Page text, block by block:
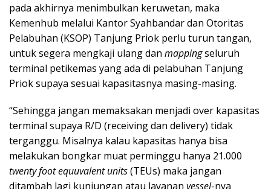
pada akhirnya menimbulkan keruwetan, maka
Kemenhub melalui Kantor Syahbandar dan Otoritas
Pelabuhan (KSOP) Tanjung Priok perlu turun tangan,
untuk segera mengkaji ulang dan mappingseluruh
terminal petikemas yang ada di pelabuhan Tanjung
Priok supaya sesuai kapasitasnya masing-masing.
“Sehingga jangan memaksakan menjadi over kapasitas
terminal supaya R/D (receiving dan delivery) tidak
terganggu. Misalnya kalau kapasitas hanya bisa
melakukan bongkar muat perminggu hanya 21.000
twenty foot equuvalent units(TEUs) maka jangan
ditambah lagi kunjungan atau layanan vessel-nya